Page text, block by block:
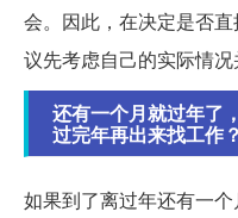
会。因此，在决定是否
议先考虑自己的实际情况
还有一个月就过年了
过完年再出来找工作？
如果到了离过年还有一